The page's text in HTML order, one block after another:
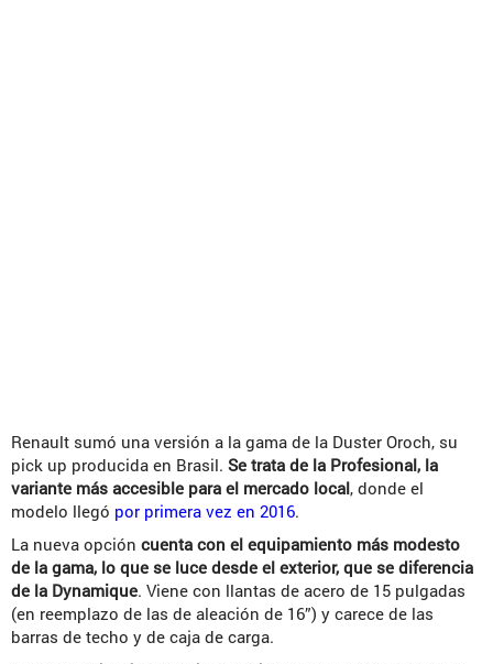
Renault sumó una versión a la gama de la Duster Oroch, su
pick up producida en Brasil. Se trata de la Profesional, la
variante más accesible para el mercado local, donde el
modelo llegó por primera vez en 2016.
La nueva opción cuenta con el equipamiento más modesto
de la gama, lo que se luce desde el exterior, que se diferencia
de la Dynamique. Viene con llantas de acero de 15 pulgadas
(en reemplazo de las de aleación de 16”) y carece de las
barras de techo y de caja de carga.